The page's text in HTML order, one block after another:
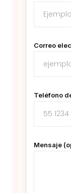
Correo
Teléfono
Mensaje